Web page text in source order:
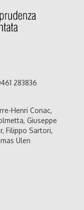
283836
Henri Conac,
Giuseppe
Filippo Sartori,
Ulen